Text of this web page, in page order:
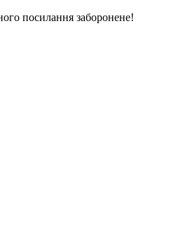
посилання заборонене!